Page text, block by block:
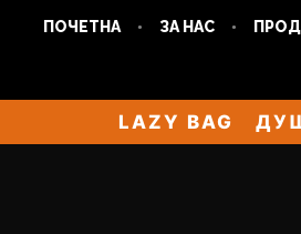
ПОЧЕТНА ЗА НАС
LAZY BAG